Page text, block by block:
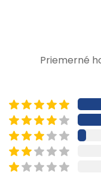
Priemerné